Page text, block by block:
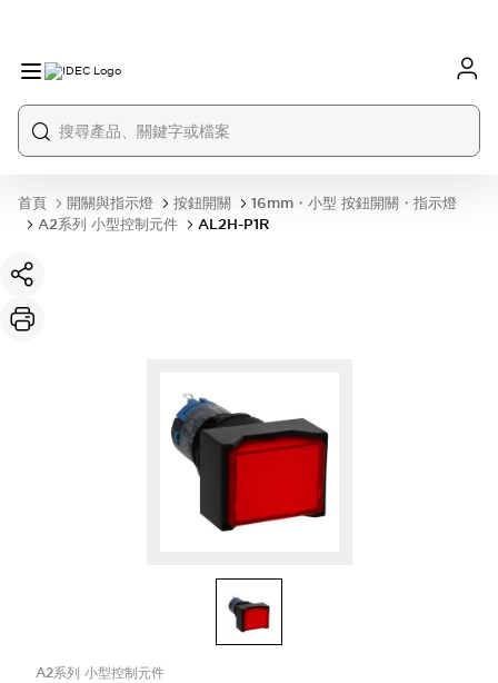
首頁 開關與指示燈 按鈕開關
16mm・小型 按鈕開關・指示燈
A2系列 小型控制元件
AL2H-P1R
A2系列 小型控制元件